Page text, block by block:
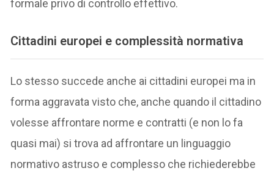
formale privo di controllo effettivo.
Cittadini europei e complessità normativa
Lo stesso succede anche ai cittadini europei ma in
forma aggravata visto che, anche quando il cittadino
volesse affrontare norme e contratti (e non lo fa
quasi mai) si trova ad affrontare un linguaggio
normativo astruso e complesso che richiederebbe